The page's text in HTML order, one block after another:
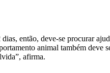
então, deve-se procurar
animal também deve
afirma.